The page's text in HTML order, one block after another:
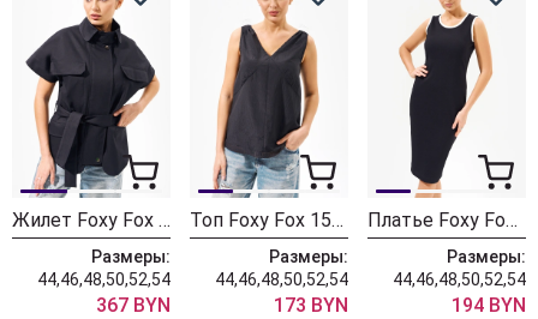
Жилет Foxy Fox 1579 черный
Размеры:
44,46,48,50,52,54
367 BYN
Топ Foxy Fox 1585 черный
Размеры:
44,46,48,50,52,54
173 BYN
Платье Foxy Fox 1592
Размеры:
44,46,48,50,52,54
194 BYN